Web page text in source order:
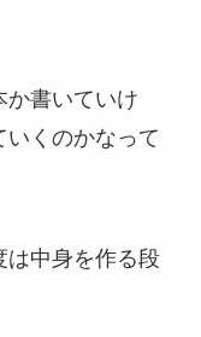
か書いていけ
くのかなって
は中身を作る段